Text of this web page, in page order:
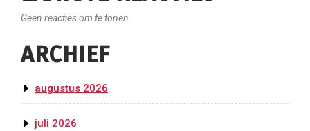
Geen reacties om te tonen.
ARCHIEF
augustus 2026
juli 2026